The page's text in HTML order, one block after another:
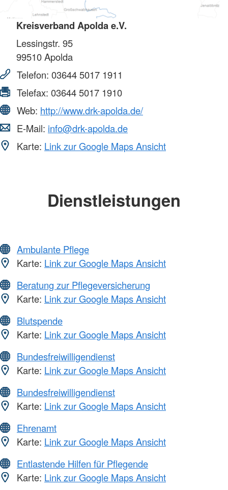
Kreisverband Apolda e.V.
Lessingstr. 95
99510Apolda
Telefon: 03644 5017 1911
Telefax: 03644 5017 1910
Web: http://www.drk-apolda.de/
E-Mail: info@drk-apolda.de
Karte: Link zur Google Maps Ansicht
Dienstleistungen
Ambulante Pflege
Karte: Link zur Google Maps Ansicht
Beratung zur Pflegeversicherung
Karte: Link zur Google Maps Ansicht
Blutspende
Karte: Link zur Google Maps Ansicht
Bundesfreiwilligendienst
Karte: Link zur Google Maps Ansicht
Bundesfreiwilligendienst
Karte: Link zur Google Maps Ansicht
Ehrenamt
Karte: Link zur Google Maps Ansicht
Entlastende Hilfen für Pflegende
Karte: Link zur Google Maps Ansicht